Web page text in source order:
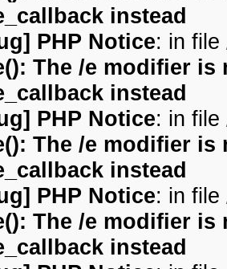
instead
PHP Notice: in file
The /e modifier
instead
PHP Notice: in file
The /e modifier
instead
PHP Notice: in file
The /e modifier
instead